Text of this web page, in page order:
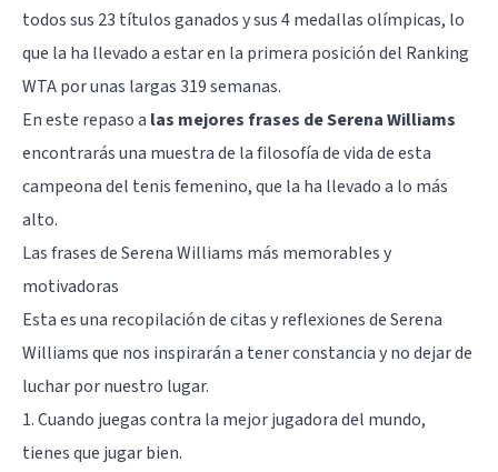
todos sus 23 títulos ganados y sus 4 medallas olímpicas, lo
que la ha llevado a estar en la primera posición del Ranking
WTA por unas largas 319 semanas.
En este repaso a las mejores frases de Serena Williams
encontrarás una muestra de la filosofía de vida de esta
campeona del tenis femenino, que la ha llevado a lo más
alto.
Las frases de Serena Williams más memorables y
motivadoras
Esta es una recopilación de citas y reflexiones de Serena
Williams que nos inspirarán a tener constancia y no dejar de
luchar por nuestro lugar.
1. Cuando juegas contra la mejor jugadora del mundo,
tienes que jugar bien.